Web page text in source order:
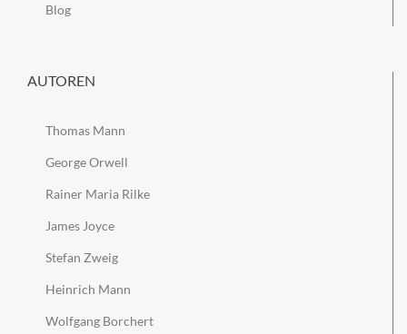
Blog
AUTOREN
Thomas Mann
George Orwell
Rainer Maria Rilke
James Joyce
Stefan Zweig
Heinrich Mann
Wolfgang Borchert